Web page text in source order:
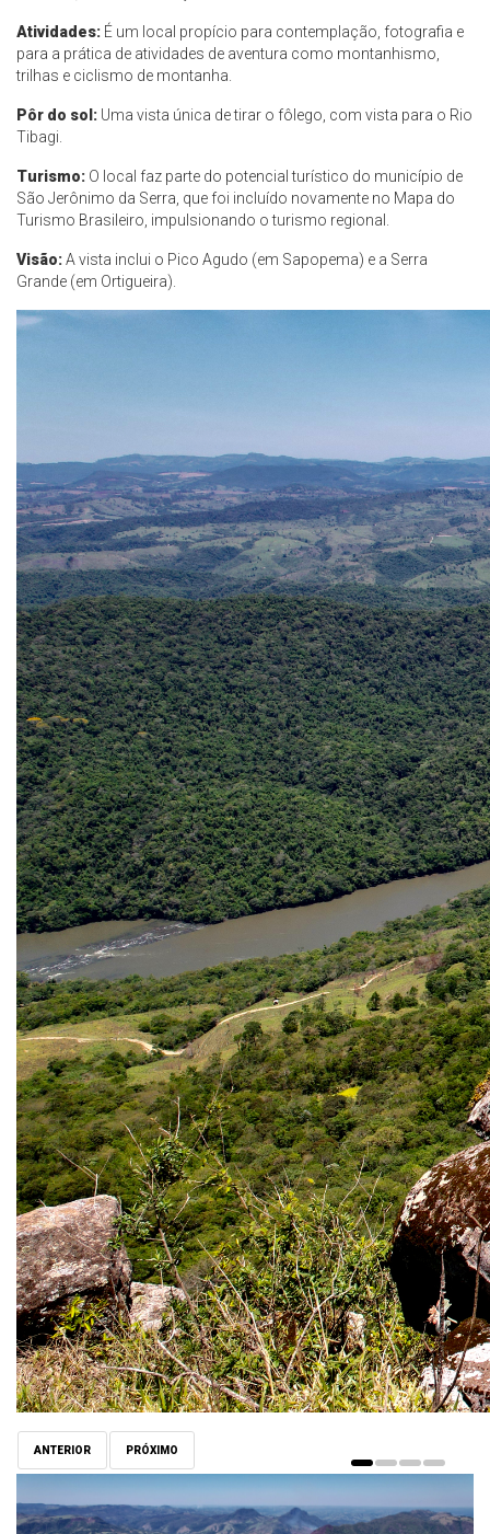
Atividades: É um local propício para contemplação, fotografia e
para a prática de atividades de aventura como montanhismo,
trilhas e ciclismo de montanha.
Pôr do sol: Uma vista única de tirar o fôlego, com vista para o Rio
Tibagi.
Turismo: O local faz parte do potencial turístico do município de
São Jerônimo da Serra, que foi incluído novamente no Mapa do
Turismo Brasileiro, impulsionando o turismo regional.
Visão:A vista inclui o Pico Agudo (em Sapopema) e a Serra
Grande (em Ortigueira).
ANTERIOR PRÓXIMO